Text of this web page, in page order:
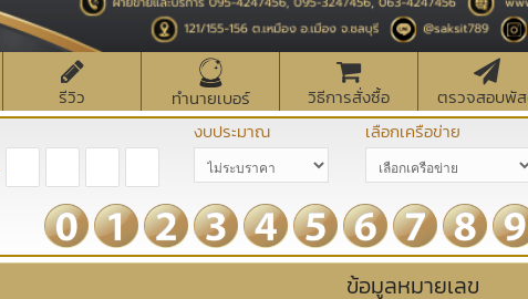
รีวิว ทำนายเบอร์ วิธีการสั่งซื้อ
ตรวจสอบพั
งบประมาณ เลือกเครือข่าย
ข้อมูลหมายเลข